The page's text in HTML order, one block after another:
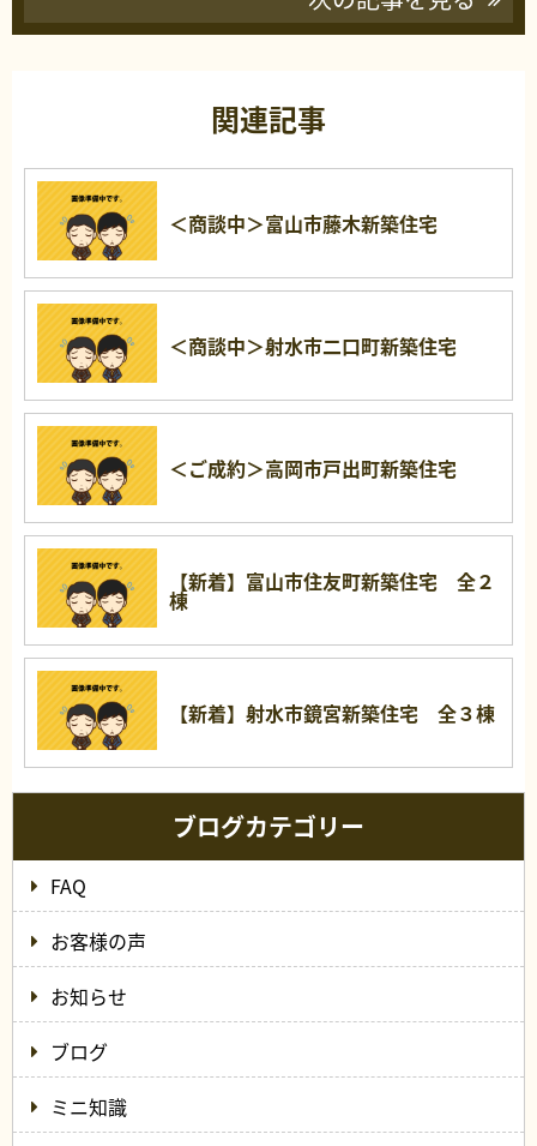
関連記事
＜商談中＞富山市藤木新築住宅
＜商談中＞射水市二口町新築住宅
＜ご成約＞高岡市戸出町新築住宅
【新着】富山市住友町新築住宅 全２
棟
【新着】射水市鏡宮新築住宅 全３棟
ブログカテゴリー
FAQ
お客様の声
お知らせ
ブログ
ミニ知識